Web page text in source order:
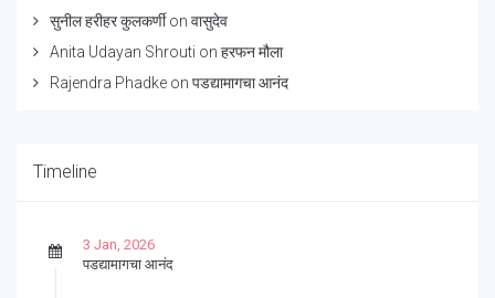
सुनील हरीहर कुलकर्णीon वासुदेव
Anita Udayan Shrouti on हरफन मौला
Rajendra Phadke on पडद्यामागचा आनंद
Timeline
3 Jan, 2026
पडद्यामागचा आनंद